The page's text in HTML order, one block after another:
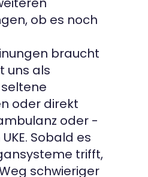
ob es noch
braucht
uns als
oder direkt
oder -
Sobald es
trifft,
schwieriger